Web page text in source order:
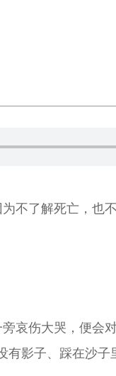
不了解死亡，也
哀伤大哭，便会
有影子、踩在沙